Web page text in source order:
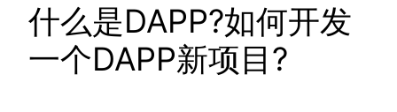
什么是DAPP?如何开发
一个DAPP新项目?